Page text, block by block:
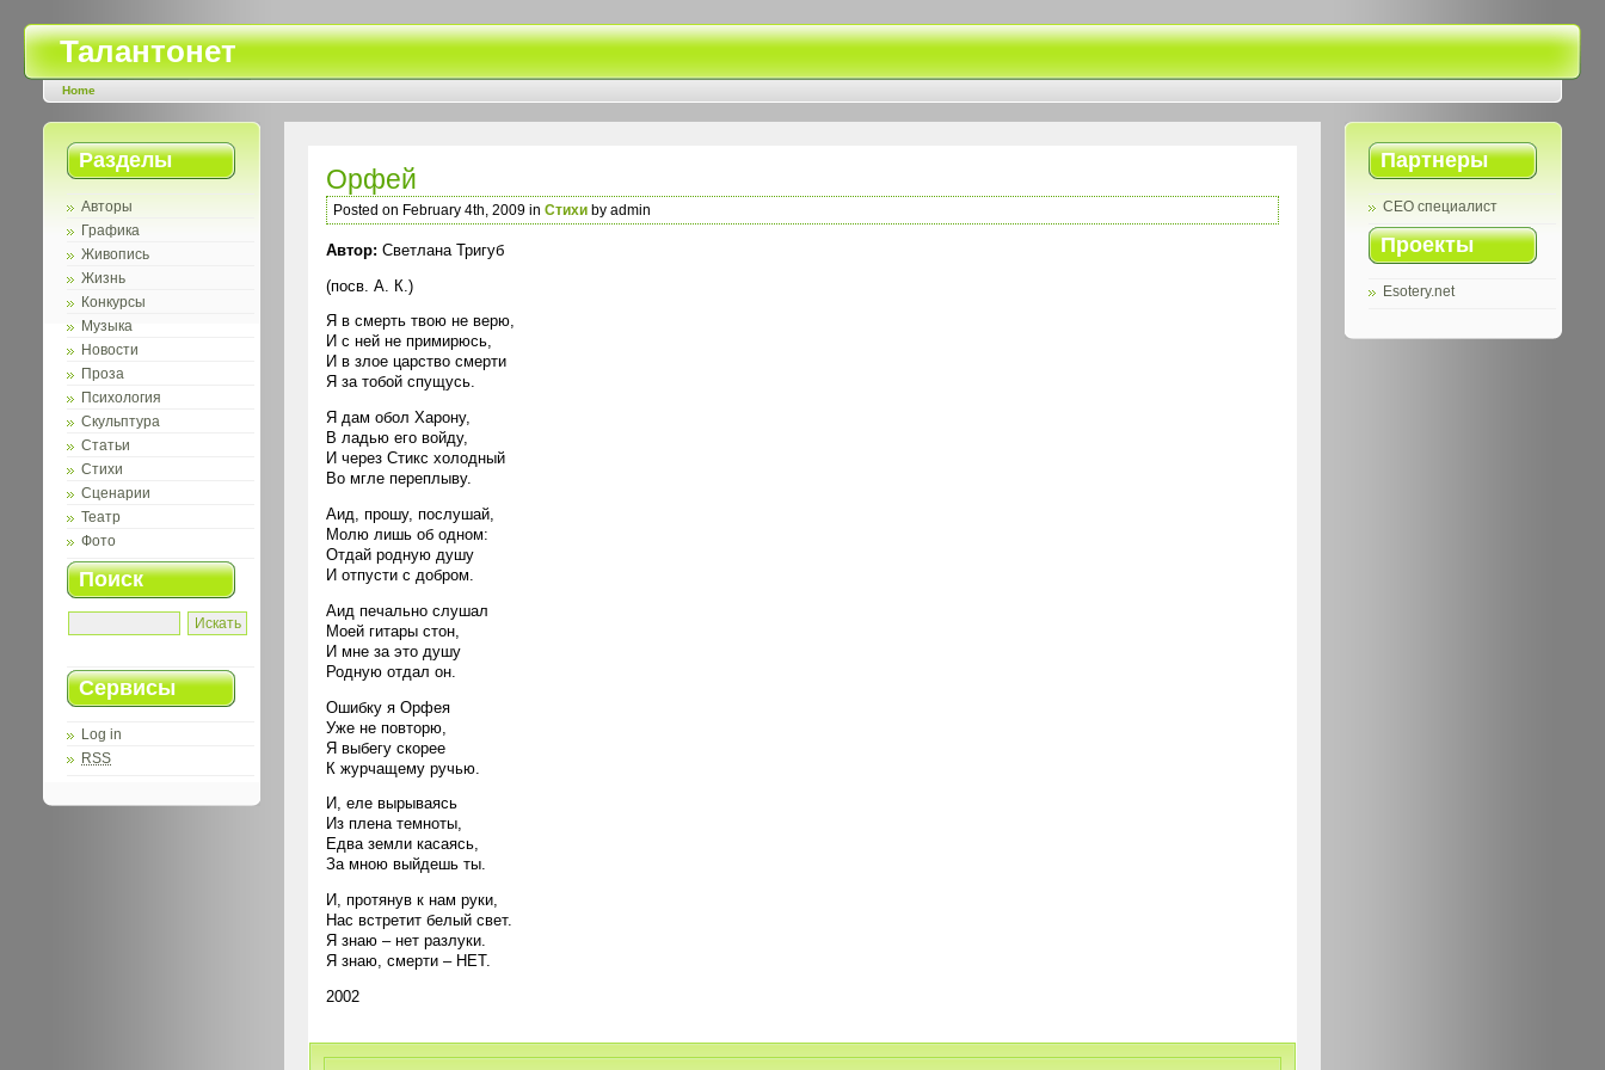
Талантонет
Home
Разделы
Авторы
Графика
Живопись
Жизнь
Конкурсы
Музыка
Новости
Проза
Психология
Скульптура
Статьи
Стихи
Сценарии
Театр
Фото
Поиск
Сервисы
Log in
RSS
Партнеры
СЕО специалист
Проекты
Esotery.net
Орфей
Posted on February 4th, 2009 in Стихи by admin
Автор: Светлана Тригуб
(посв. А. К.)
Я в смерть твою не верю,
И с ней не примирюсь,
И в злое царство смерти
Я за тобой спущусь.
Я дам обол Харону,
В ладью его войду,
И через Стикс холодный
Во мгле переплыву.
Аид, прошу, послушай,
Молю лишь об одном:
Отдай родную душу
И отпусти с добром.
Аид печально слушал
Моей гитары стон,
И мне за это душу
Родную отдал он.
Ошибку я Орфея
Уже не повторю,
Я выбегу скорее
К журчащему ручью.
И, еле вырываясь
Из плена темноты,
Едва земли касаясь,
За мною выйдешь ты.
И, протянув к нам руки,
Нас встретит белый свет.
Я знаю – нет разлуки.
Я знаю, смерти – НЕТ.
2002